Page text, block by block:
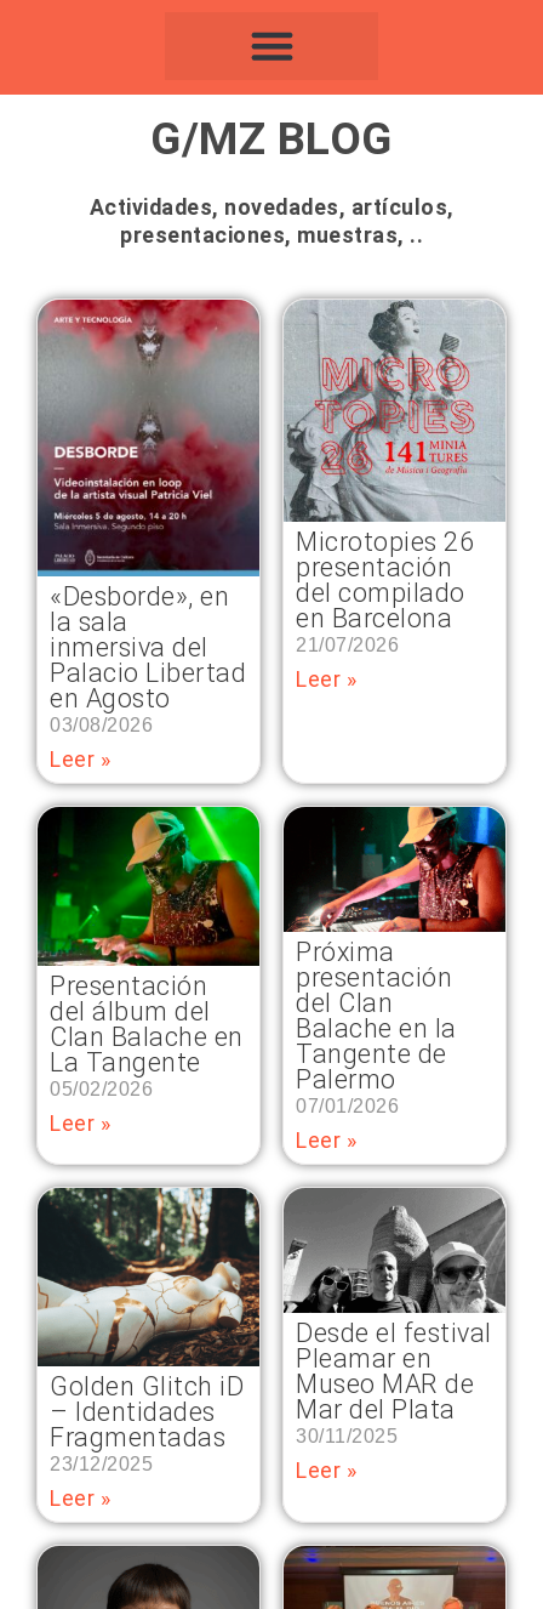
G/MZ BLOG
Actividades, novedades, artículos,
presentaciones, muestras, ..
«Desborde», en
la sala
inmersiva del
Palacio Libertad
en Agosto
03/08/2026
Leer »
Microtopies 26
presentación
del compilado
en Barcelona
21/07/2026
Leer »
Presentación
del álbum del
Clan Balache en
La Tangente
05/02/2026
Leer »
Próxima
presentación
del Clan
Balache en la
Tangente de
Palermo
07/01/2026
Leer »
Golden Glitch iD
– Identidades
Fragmentadas
23/12/2025
Leer »
Desde el festival
Pleamar en
Museo MAR de
Mar del Plata
30/11/2025
Leer »
PagePage